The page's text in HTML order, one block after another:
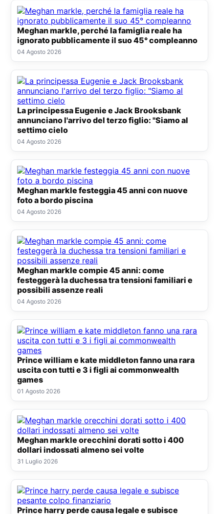
Meghan markle, perché la famiglia reale ha
ignorato pubblicamente il suo 45° compleanno
04 Agosto 2026
La principessa Eugenie e Jack Brooksbank
annunciano l'arrivo del terzo figlio: "Siamo al
settimo cielo
04 Agosto 2026
Meghan markle festeggia 45 anni con nuove
foto a bordo piscina
04 Agosto 2026
Meghan markle compie 45 anni: come
festeggerà la duchessa tra tensioni familiari e
possibili assenze reali
04 Agosto 2026
Prince william e kate middleton fanno una rara
uscita con tutti e 3 i figli ai commonwealth
games
01 Agosto 2026
Meghan markle orecchini dorati sotto i 400
dollari indossati almeno sei volte
31 Luglio 2026
Prince harry perde causa legale e subisce